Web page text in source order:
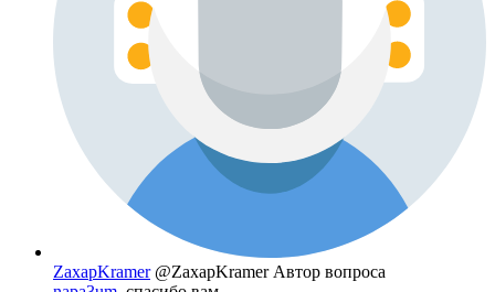
ZaxapKramer @ZaxapKramer Автор вопроса